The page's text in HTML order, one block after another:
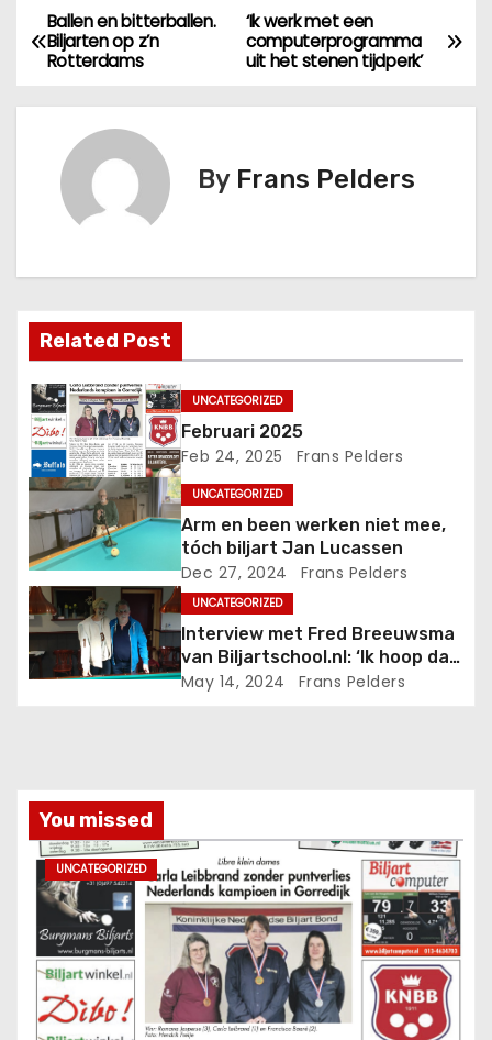
‘Ik werk met een
computerprogramma
uit het stenen tijdperk’
Ballen en bitterballen.
Biljarten op z’n
Rotterdams
By Frans Pelders
Related Post
UNCATEGORIZED
Februari 2025
Feb 24, 2025 Frans Pelders
UNCATEGORIZED
Arm en been werken niet mee,
tóch biljart Jan Lucassen
Dec 27, 2024 Frans Pelders
UNCATEGORIZED
Interview met Fred Breeuwsma
van Biljartschool.nl: ‘Ik hoop dat
iemand het wil voortzetten’
May 14, 2024 Frans Pelders
You missed
UNCATEGORIZED